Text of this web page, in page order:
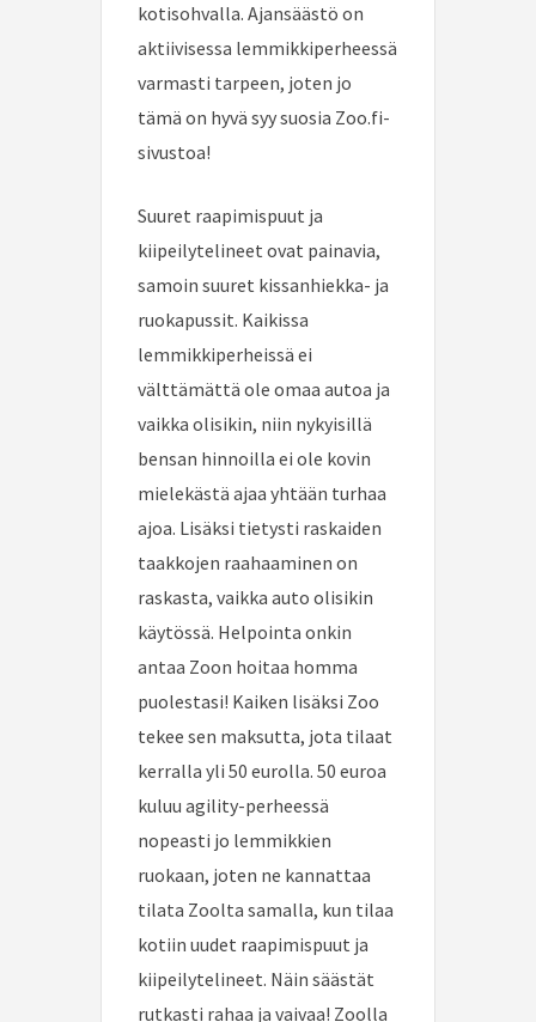
kotisohvalla. Ajansäästö on
aktiivisessa lemmikkiperheessä
varmasti tarpeen, joten jo
tämä on hyvä syy suosia Zoo.fi-
sivustoa!
Suuret raapimispuut ja
kiipeilytelineet ovat painavia,
samoin suuret kissanhiekka- ja
ruokapussit. Kaikissa
lemmikkiperheissä ei
välttämättä ole omaa autoa ja
vaikka olisikin, niin nykyisillä
bensan hinnoilla ei ole kovin
mielekästä ajaa yhtään turhaa
ajoa. Lisäksi tietysti raskaiden
taakkojen raahaaminen on
raskasta, vaikka auto olisikin
käytössä. Helpointa onkin
antaa Zoon hoitaa homma
puolestasi! Kaiken lisäksi Zoo
tekee sen maksutta, jota tilaat
kerralla yli 50 eurolla. 50 euroa
kuluu agility-perheessä
nopeasti jo lemmikkien
ruokaan, joten ne kannattaa
tilata Zoolta samalla, kun tilaa
kotiin uudet raapimispuut ja
kiipeilytelineet. Näin säästät
rutkasti rahaa ja vaivaa! Zoolla